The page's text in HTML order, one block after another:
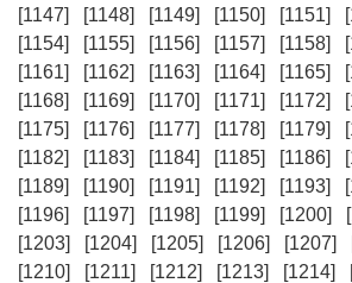
[1147]
[1148] [1149] [1150] [1151]
[1154]
[1155] [1156] [1157] [1158]
[1161]
[1162] [1163] [1164] [1165]
[1168]
[1169] [1170] [1171] [1172]
[1175]
[1176] [1177] [1178] [1179]
[1182]
[1183] [1184] [1185] [1186]
[1189]
[1190] [1191] [1192] [1193]
[1196]
[1197] [1198] [1199] [1200]
[1203]
[1204] [1205] [1206] [1207]
[1210]
[1211] [1212] [1213] [1214]